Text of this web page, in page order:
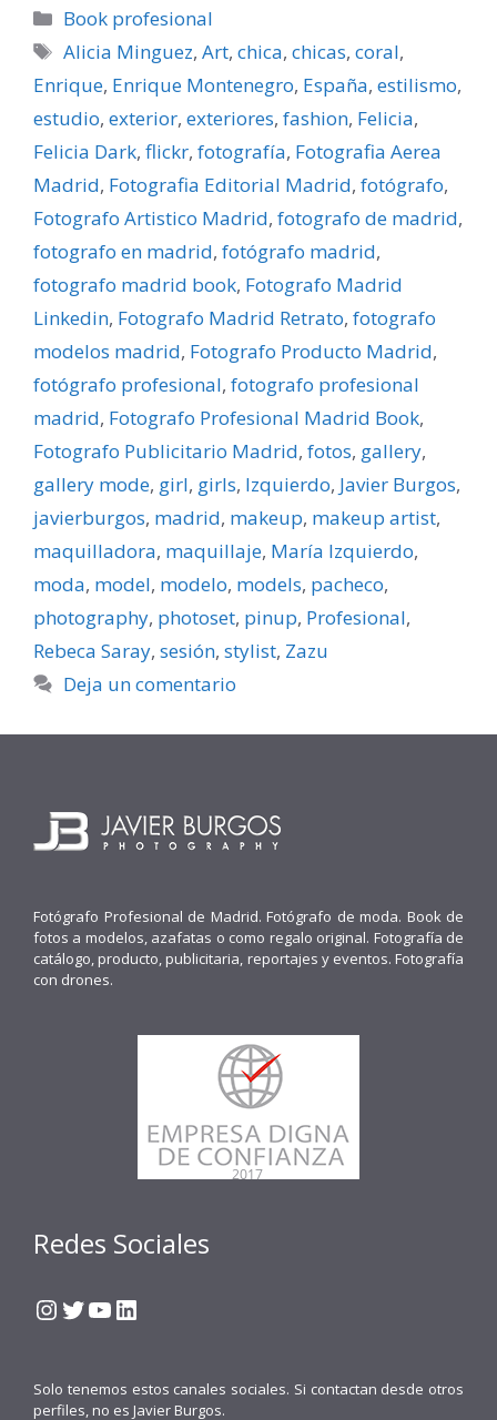
Categorías
Book profesional
Etiquetas
Alicia Minguez,Art,chica,chicas,coral,
Enrique, Enrique Montenegro, España, estilismo,
estudio, exterior, exteriores, fashion, Felicia,
Felicia Dark, flickr, fotografí­a, Fotografia Aerea
Madrid, Fotografia Editorial Madrid, fotógrafo,
Fotografo Artistico Madrid, fotografo de madrid,
fotografo en madrid, fotógrafo madrid,
fotografo madrid book, Fotografo Madrid
Linkedin, Fotografo Madrid Retrato, fotografo
modelos madrid, Fotografo Producto Madrid,
fotógrafo profesional, fotografo profesional
madrid, Fotografo Profesional Madrid Book,
Fotografo Publicitario Madrid, fotos, gallery,
gallery mode, girl, girls, Izquierdo, Javier Burgos,
javierburgos, madrid, makeup, makeup artist,
maquilladora, maquillaje, María Izquierdo,
moda, model, modelo, models, pacheco,
photography, photoset, pinup, Profesional,
Rebeca Saray, sesión, stylist, Zazu
Deja un comentario
Fotógrafo Profesional de Madrid. Fotógrafo de moda. Book de
fotos a modelos, azafatas o como regalo original. Fotografía de
catálogo, producto, publicitaria, reportajes y eventos. Fotografía
con drones.
Redes Sociales
Instagram
Twitter
YouTube
LinkedIn
Solo tenemos estos canales sociales. Si contactan desde otros
perfiles, no es Javier Burgos.